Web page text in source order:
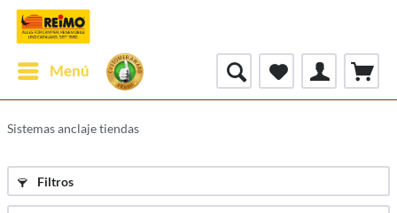
Menú
Sistemas anclaje tiendas
Filtros